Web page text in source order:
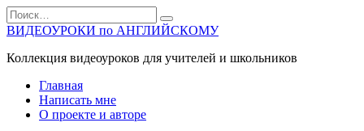
Перейти
к
содержанию
Search
for:
ВИДЕОУРОКИ по АНГЛИЙСКОМУ
Коллекция видеоуроков для учителей и школьников
Главная
Написать мне
О проекте и авторе